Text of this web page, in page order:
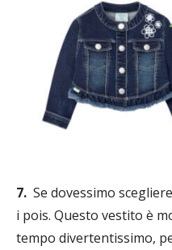
7. Se dovessimo
i pois. Questo vestito è
tempo divertentissimo,